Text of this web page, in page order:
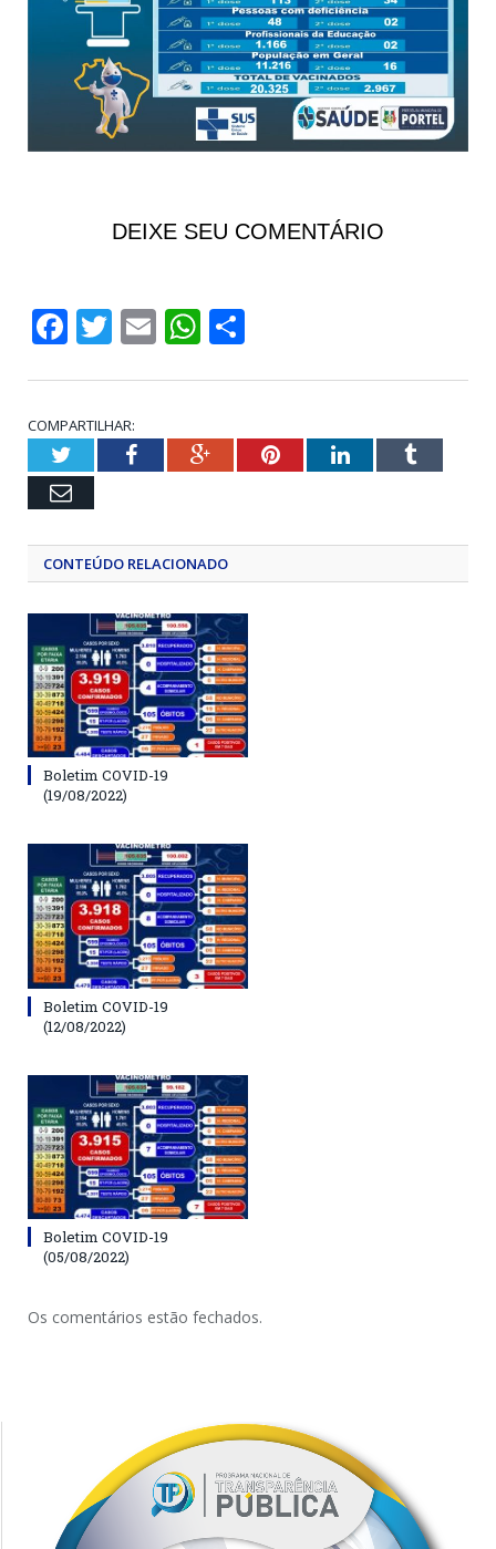
DEIXE SEU COMENTÁRIO
Facebook
Twitter
EmailWhatsApp
COMPARTILHAR:
TwitterFacebookGoogle+PinterestLinkedInTumblr
Email
CONTEÚDO RELACIONADO
Boletim COVID-19
(19/08/2022)
Boletim COVID-19
(12/08/2022)
Boletim COVID-19
(05/08/2022)
Os comentários estão fechados.